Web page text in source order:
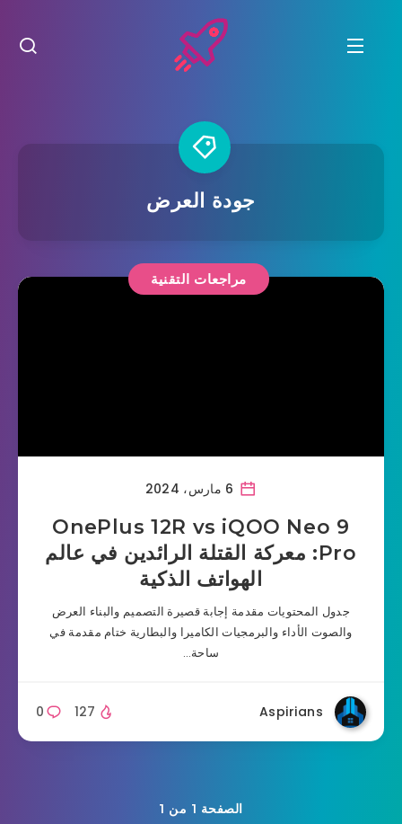
جودة العرض
مراجعات التقنية
OnePlus 12R vs iQOO Neo 9
Pro: معركة القتلة الرائدين في عالم
الهواتف الذكية
جدول المحتويات مقدمة إجابة قصيرة التصميم والبناء العرض
والصوت الأداء والبرمجيات الكاميرا والبطارية ختام مقدمة في
ساحة…
Aspirians
0 127
الصفحة 1 من 1